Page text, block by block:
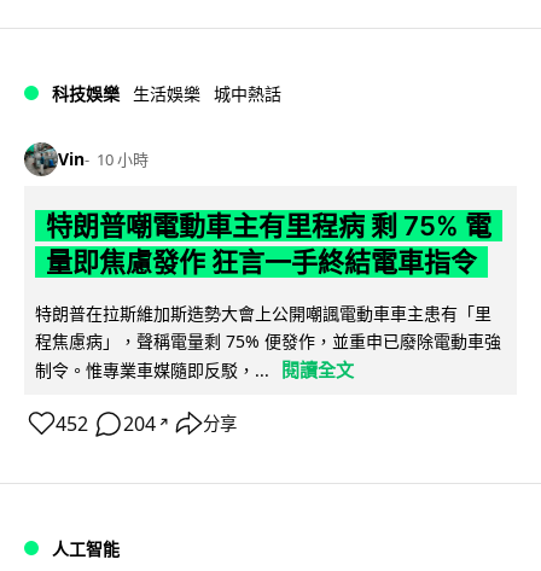
科技娛樂 生活娛樂 城中熱話
Vin 10 小時
特朗普嘲電動車主有里程病 剩 75% 電
量即焦慮發作 狂言一手終結電車指令
特朗普在拉斯維加斯造勢大會上公開嘲諷電動車車主患有「里
程焦慮病」，聲稱電量剩 75% 便發作，並重申已廢除電動車強
制令。惟專業車媒隨即反駁，...
閱讀全文
452 204 ↗ 分享
人工智能